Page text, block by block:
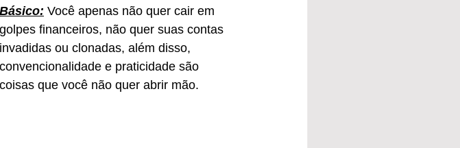
Básico: Você apenas não quer cair em
golpes financeiros, não quer suas contas
invadidas ou clonadas, além disso,
convencionalidade e praticidade são
coisas que você não quer abrir mão.